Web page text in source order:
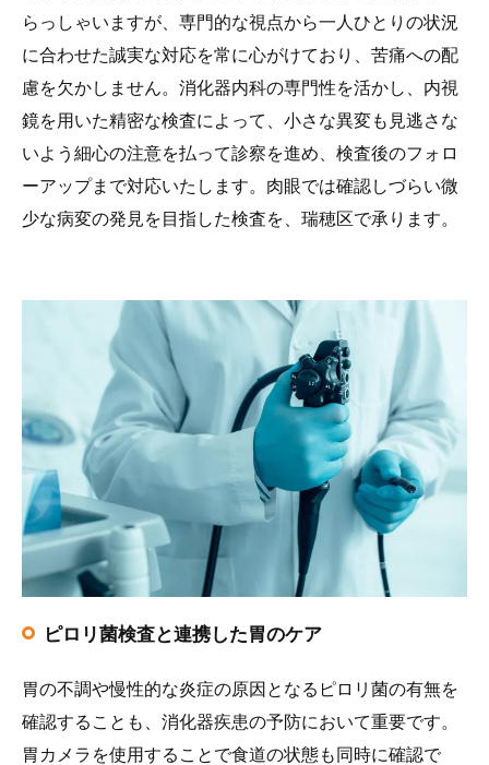
らっしゃいますが、専門的な視点から一人ひとりの状況
に合わせた誠実な対応を常に心がけており、苦痛への配
慮を欠かしません。消化器内科の専門性を活かし、内視
鏡を用いた精密な検査によって、小さな異変も見逃さな
いよう細心の注意を払って診察を進め、検査後のフォロ
ーアップまで対応いたします。肉眼では確認しづらい微
少な病変の発見を目指した検査を、瑞穂区で承ります。
ピロリ菌検査と連携した胃のケア
胃の不調や慢性的な炎症の原因となるピロリ菌の有無を
確認することも、消化器疾患の予防において重要です。
胃カメラを使用することで食道の状態も同時に確認で